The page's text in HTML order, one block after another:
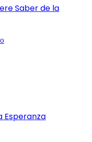
Saber de la
Esperanza